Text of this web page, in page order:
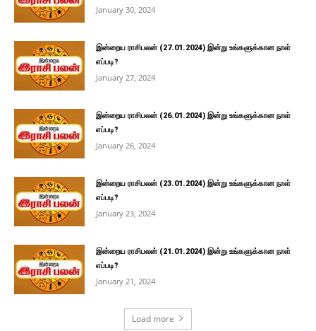
January 30, 2024
இன்றைய ராசிபலன் (27.01.2024) இன்று உங்களுக்கான நாள்
எப்படி?
January 27, 2024
இன்றைய ராசிபலன் (26.01.2024) இன்று உங்களுக்கான நாள்
எப்படி?
January 26, 2024
இன்றைய ராசிபலன் (23.01.2024) இன்று உங்களுக்கான நாள்
எப்படி?
January 23, 2024
இன்றைய ராசிபலன் (21.01.2024) இன்று உங்களுக்கான நாள்
எப்படி?
January 21, 2024
Load more